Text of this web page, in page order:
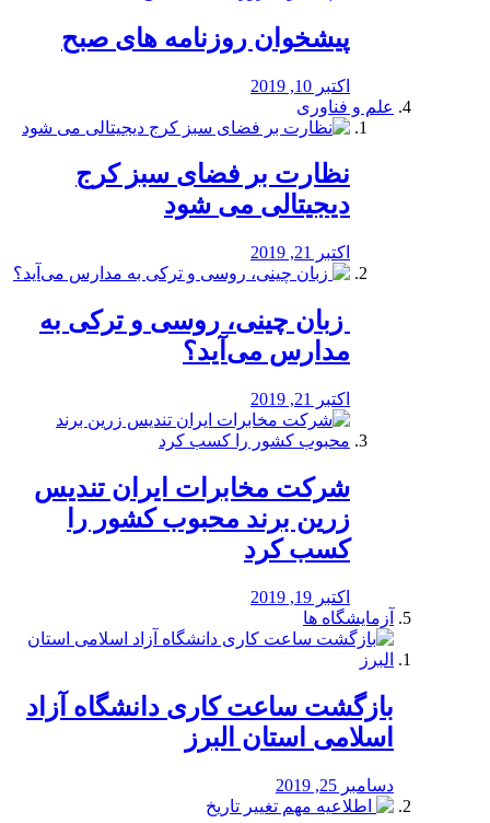
پیشخوان روزنامه های صبح
اکتبر 10, 2019
علم و فناوری
نظارت بر فضای سبز کرج
دیجیتالی می شود
اکتبر 21, 2019
️ زبان چینی، روسی و ترکی به
مدارس می‌آید؟
اکتبر 21, 2019
شرکت مخابرات ایران تندیس
زرین برند محبوب کشور را
کسب کرد
اکتبر 19, 2019
آزمایشگاه ها
بازگشت ساعت کاری دانشگاه آزاد
اسلامی استان البرز
دسامبر 25, 2019